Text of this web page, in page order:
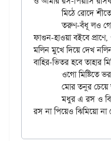
	মিঠে রোদে শীতের দিনে
	তরুণ-বঁধূ লও গো কিনে
ফাগুন-হাওয়া বইবে
মলিন মুখে দিয়ে দেখ
বাহির-ভিতর হবে তাহার
	মধুর এ রস ও বিদেশি,